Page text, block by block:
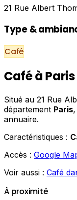
21 Rue Albert
Type &
Café
Café à
Situé au 21 Rue
département Paris
annuaire.
Caractéristiques :
Accès : Google
Voir aussi : Café
À proximité